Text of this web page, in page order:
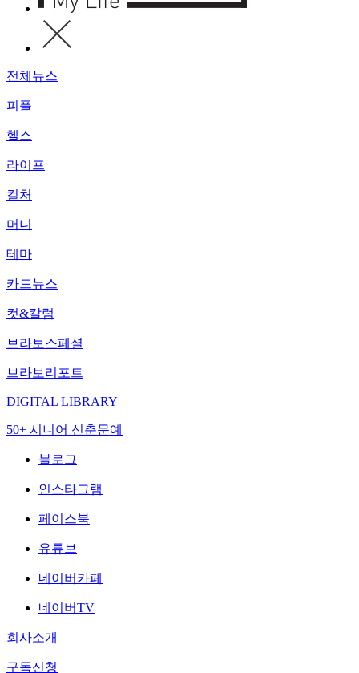
전체뉴스
피플
헬스
라이프
컬처
머니
테마
카드뉴스
컷&칼럼
브라보스페셜
브라보리포트
DIGITAL LIBRARY
50+ 시니어 신춘문예
블로그
인스타그램
페이스북
유튜브
네이버카페
네이버TV
회사소개
구독신청